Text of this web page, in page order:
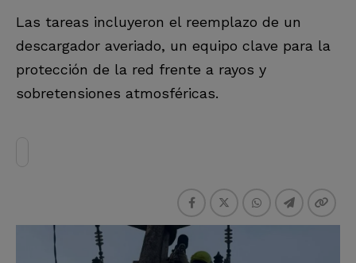
Las tareas incluyeron el reemplazo de un
descargador averiado, un equipo clave para la
protección de la red frente a rayos y
sobretensiones atmosféricas.